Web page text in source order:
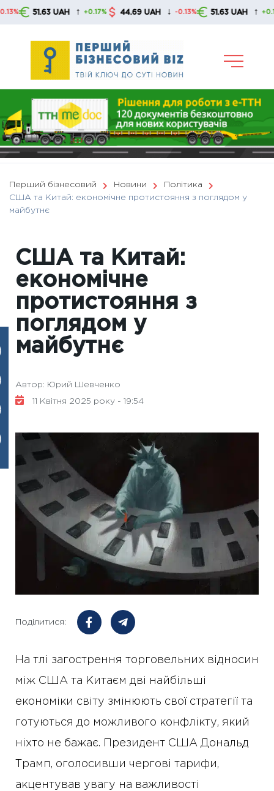
Skip
51.63 UAH ↑ +0.17% 44.69 UAH ↓ -0.13% 51.63 UAH ↑ +0.17%
Перший бізнесовий Новини
Політика
США та Китай: економічне протистояння з поглядом у
майбутнє
США та Китай:
економічне
протистояння з
поглядом у
майбутнє
Автор: Юрий Шевченко
11 Квітня 2025 року - 19:54
Поділитися:
На тлі загострення торговельних відносин
між США та Китаєм дві найбільші
економіки світу змінюють свої стратегії та
готуються до можливого конфлікту, який
ніхто не бажає. Президент США Дональд
Трамп, оголосивши чергові тарифи,
акцентував увагу на важливості